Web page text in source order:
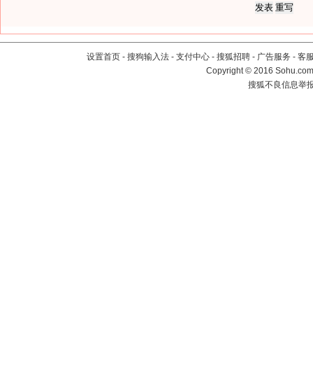
设置首页 - 搜狗输入法 - 支付中心 - 搜狐招聘 - 广告服务 - 客
Copyright©2016
搜狐不良信息举